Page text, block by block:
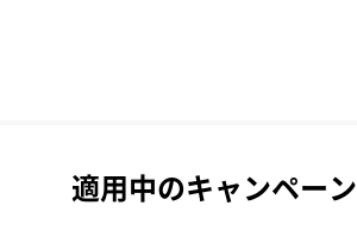
適用中のキャンペーン